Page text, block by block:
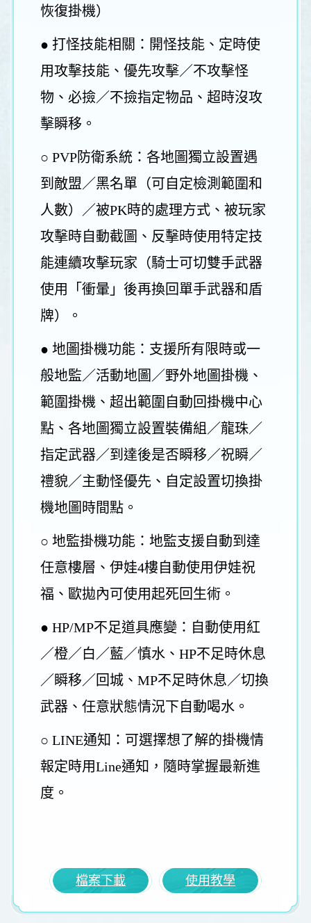
恢復掛機）
● 打怪技能相關：開怪技能、定時使
用攻擊技能、優先攻擊／不攻擊怪
物、必撿／不撿指定物品、超時沒攻
擊瞬移。
○ PVP防衛系統：各地圖獨立設置遇
到敵盟／黑名單（可自定檢測範圍和
人數）／被PK時的處理方式、被玩家
攻擊時自動截圖、反擊時使用特定技
能連續攻擊玩家（騎士可切雙手武器
使用「衝暈」後再換回單手武器和盾
牌）。
● 地圖掛機功能：支援所有限時或一
般地監／活動地圖／野外地圖掛機、
範圍掛機、超出範圍自動回掛機中心
點、各地圖獨立設置裝備組／龍珠／
指定武器／到達後是否瞬移／祝瞬／
禮貌／主動怪優先、自定設置切換掛
機地圖時間點。
○ 地監掛機功能：地監支援自動到達
任意樓層、伊娃4樓自動使用伊娃祝
福、歐拋內可使用起死回生術。
● HP/MP不足道具應變：自動使用紅
／橙／白／藍／慎水、HP不足時休息
／瞬移／回城、MP不足時休息／切換
武器、任意狀態情況下自動喝水。
○ LINE通知：可選擇想了解的掛機情
報定時用Line通知，隨時掌握最新進
度。
檔案下載 使用教學